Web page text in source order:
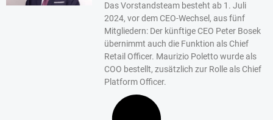
Das Vorstandsteam besteht ab 1. Juli
2024, vor dem CEO-Wechsel, aus fünf
Mitgliedern: Der künftige CEO Peter Bosek
übernimmt auch die Funktion als Chief
Retail Officer. Maurizio Poletto wurde als
COO bestellt, zusätzlich zur Rolle als Chief
Platform Officer.